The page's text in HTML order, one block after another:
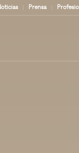
Prensa